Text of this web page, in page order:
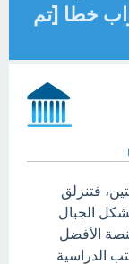
خطا [تم
فتنزلق
الجبال
الأفضل
الدراسية